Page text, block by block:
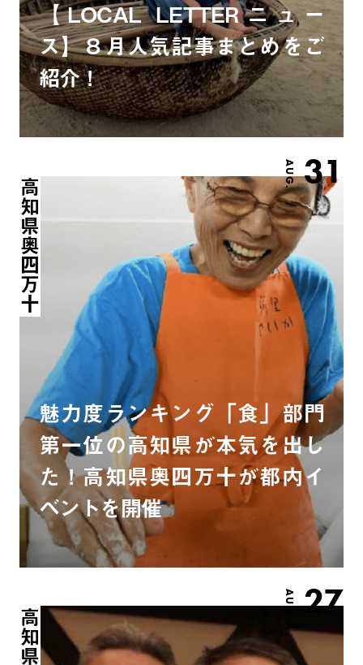
【LOCAL LETTERニュー
ス】８月人気記事まとめをご
紹介！
AUG. 31
高知県奥四万十
魅力度ランキング「食」部門
第一位の高知県が本気を出し
た！高知県奥四万十が都内イ
ベントを開催
AUG. 27
高知県